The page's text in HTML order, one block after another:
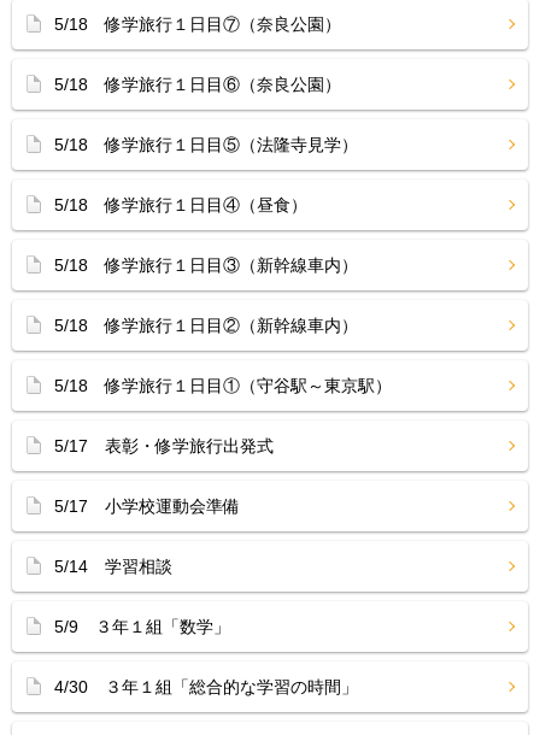
5/18 修学旅行１日目⑦（奈良公園）
5/18 修学旅行１日目⑥（奈良公園）
5/18 修学旅行１日目⑤（法隆寺見学）
5/18 修学旅行１日目④（昼食）
5/18 修学旅行１日目③（新幹線車内）
5/18 修学旅行１日目②（新幹線車内）
5/18 修学旅行１日目①（守谷駅～東京駅）
5/17 表彰・修学旅行出発式
5/17 小学校運動会準備
5/14 学習相談
5/9 ３年１組「数学」
4/30 ３年１組「総合的な学習の時間」